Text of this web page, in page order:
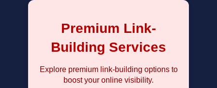
Premium Link-
Building Services
Explore premium link-building options to
boost your online visibility.